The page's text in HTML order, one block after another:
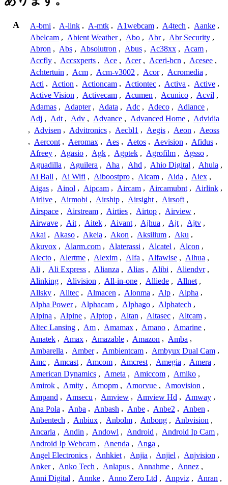
A A-bmi , A-link , A-mtk , A1webcam , A4tech , Aanke ,
Abelcam , Abient Weather , Abo , Abr , Abr Security ,
Abron , Abs , Absolutron , Abus , Ac38xx , Acam ,
Accfly , Accsxperts , Ace , Acer , Aceri-bcn , Acesee ,
Achtertuin , Acm , Acm-v3002 , Acor , Acromedia ,
Acti , Action , Actioncam , Actiontec , Activa , Active ,
Active Vision , Activecam , Acumen , Acunico , Acvil ,
Adamas , Adapter , Adata , Adc , Adeco , Adiance ,
Adj , Adt , Adv , Advance , Advanced Home , Advidia
, Advisen , Advitronics , Aecbl1 , Aegis , Aeon , Aeoss
, Aercont , Aeromax , Aes , Aetos , Aevision , Afidus ,
Afreey , Agasio , Agk , Agptek , Agrofilm , Agsso ,
Aguadilla , Aguilera , Aha , Ahd , Ahio Digital , Ahula ,
Ai Ball , Ai Wifi , Aiboostpro , Aicam , Aida , Aiex ,
Aigas , Ainol , Aipcam , Aircam , Aircamubnt , Airlink ,
Airlive , Airmobi , Airship , Airsight , Airsoft ,
Airspace , Airstream , Airties , Airtop , Airview ,
Airwave , Ait , Aitek , Aivant , Ajhua , Ajt , Ajtv ,
Akai , Akaso , Akeia , Akon , Aksilium , Aku ,
Akuvox , Alarm.com , Alaterassi , Alcatel , Alcon ,
Alecto , Alertme , Alexim , Alfa , Alfawise , Alhua ,
Ali , Ali Express , Alianza , Alias , Alibi , Aliendvr ,
Alinking , Alivision , All-in-one , Alliede , Allnet ,
Allsky , Alltec , Almacen , Alonma , Alp , Alpha ,
Alpha Power , Alphacam , Alphago , Alphatech ,
Alpina , Alpine , Alptop , Altan , Altasec , Altcam ,
Altec Lansing , Am , Amamax , Amano , Amarine ,
Amatek , Amax , Amazable , Amazon , Amba ,
Ambarella , Amber , Ambientcam , Ambyux Dual Cam ,
Amc , Amcast , Amcom , Amcrest , Amegia , Amera ,
American Dynamics , Ameta , Amiccom , Amiko ,
Amirok , Amity , Amopm , Amorvue , Amovision ,
Ampand , Amsecu , Amview , Amview Hd , Amway ,
Ana Pola , Anba , Anbash , Anbe , Anbe2 , Anben ,
Anbentech , Anbiux , Anbolm , Anbong , Anbvision ,
Ancarla , Andin , Andowl , Android , Android Ip Cam ,
Android Ip Webcam , Anenda , Anga ,
Angel Electronics , Anhkiet , Anjia , Anjiel , Anjvision ,
Anker , Anko Tech , Anlapus , Annahme , Annez ,
Anni Digital , Annke , Anno Zero Ltd , Anpviz , Anran ,